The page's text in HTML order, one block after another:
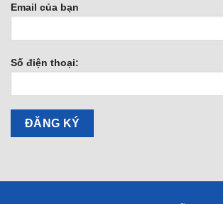
Email của bạn
Số điện thoại: